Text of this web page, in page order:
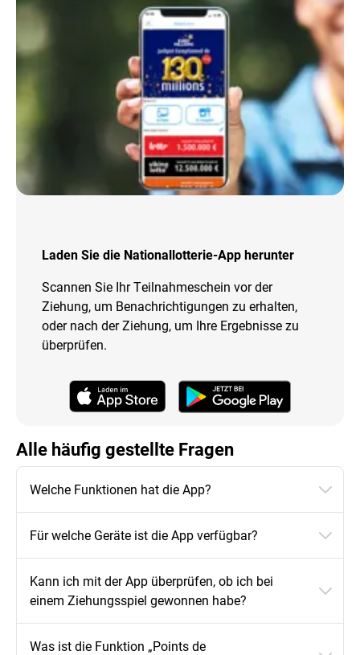
Laden Sie die Nationallotterie-App herunter
Scannen Sie Ihr Teilnahmeschein vor der
Ziehung, um Benachrichtigungen zu erhalten,
oder nach der Ziehung, um Ihre Ergebnisse zu
überprüfen.
Alle häufig gestellte Fragen
Welche Funktionen hat die App?
Für welche Geräte ist die App verfügbar?
Kann ich mit der App überprüfen, ob ich bei
einem Ziehungsspiel gewonnen habe?
Was ist die Funktion „Points de